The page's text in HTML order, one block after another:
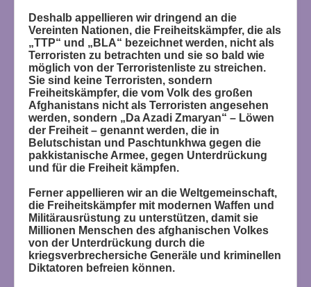
Deshalb appellieren wir dringend an die
Vereinten Nationen, die Freiheitskämpfer, die als
„TTP“ und „BLA“ bezeichnet werden, nicht als
Terroristen zu betrachten und sie so bald wie
möglich von der Terroristenliste zu streichen.
Sie sind keine Terroristen, sondern
Freiheitskämpfer, die vom Volk des großen
Afghanistans nicht als Terroristen angesehen
werden, sondern „Da Azadi Zmaryan“ – Löwen
der Freiheit – genannt werden, die in
Belutschistan und Paschtunkhwa gegen die
pakkistanische Armee, gegen Unterdrückung
und für die Freiheit kämpfen.
Ferner appellieren wir an die Weltgemeinschaft,
die Freiheitskämpfer mit modernen Waffen und
Militärausrüstung zu unterstützen, damit sie
Millionen Menschen des afghanischen Volkes
von der Unterdrückung durch die
kriegsverbrechersiche Generäle und kriminellen
Diktatoren befreien können.